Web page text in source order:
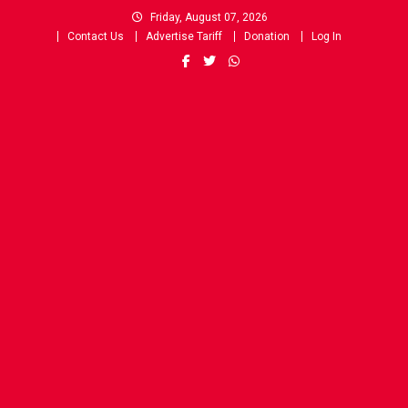
Friday, August 07, 2026
Contact Us
Advertise Tariff Donation Log In